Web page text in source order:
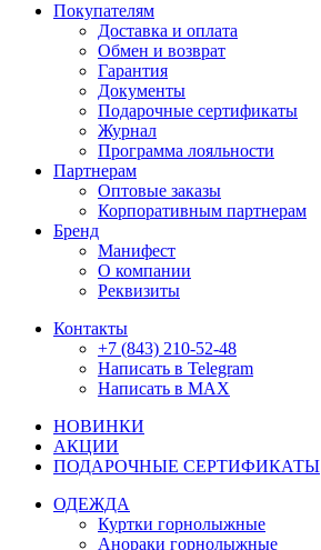
Покупателям
Доставка и оплата
Обмен и возврат
Гарантия
Документы
Подарочные сертификаты
Журнал
Программа лояльности
Партнерам
Оптовые заказы
Корпоративным партнерам
Бренд
Манифест
О компании
Реквизиты
Контакты
+7 (843) 210-52-48
Написать в Telegram
Написать в MAX
НОВИНКИ
АКЦИИ
ПОДАРОЧНЫЕ СЕРТИФИКАТЫ
ОДЕЖДА
Куртки горнолыжные
Анораки горнолыжные